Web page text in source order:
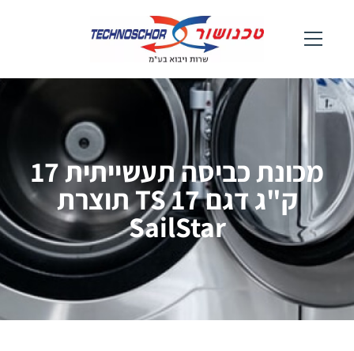
מכונת כביסה תעשייתית 17
ק"ג דגם TS 17 תוצרת
SailStar